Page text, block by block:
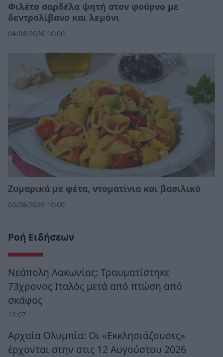
Φιλέτο σαρδέλα ψητή στον φούρνο με
δεντρολίβανο και λεμόνι
04/08/2026 10:00
Ζυμαρικά με φέτα, ντοματίνια και βασιλικό
03/08/2026 10:00
Ροή Ειδήσεων
Νεάπολη Λακωνίας: Τραυματίστηκε
73χρονος Ιταλός μετά από πτώση από
σκάφος
12:07
Αρχαία Ολυμπία: Οι «Εκκλησιάζουσες»
έρχονται στην στις 12 Αυγούστου 2026